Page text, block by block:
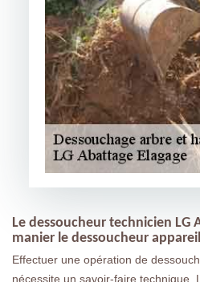
Le dessoucheur technicien LG
manier le dessoucheur
Effectuer une opération de
nécessite un savoir-faire technique.